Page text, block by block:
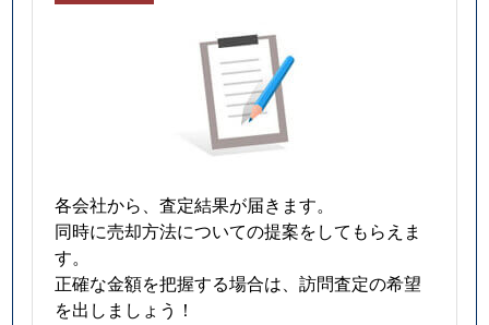
各会社から、査定結果が届きます。
同時に売却方法についての提案をしてもらえま
す。
正確な金額を把握する場合は、訪問査定の希望
を出しましょう！